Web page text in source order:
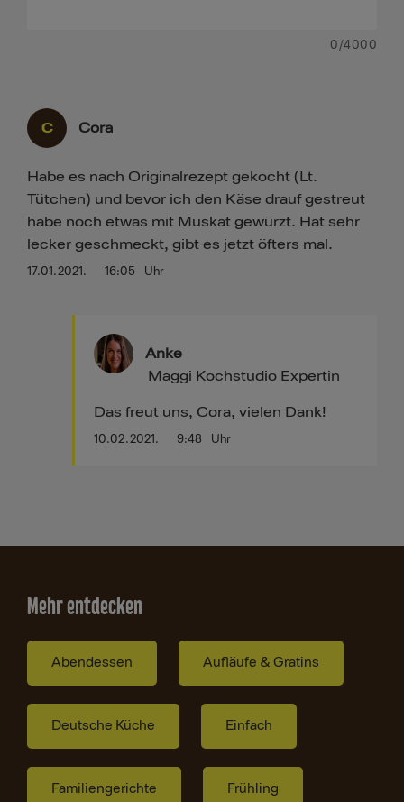
0 /4000
C Cora
17.01.2021. 16:05 Uhr
Habe es nach Originalrezept gekocht (Lt.
Tütchen) und bevor ich den Käse drauf gestreut
habe noch etwas mit Muskat gewürzt. Hat sehr
lecker geschmeckt, gibt es jetzt öfters mal.
Anke
10.02.2021. 9:48 Uhr
Maggi Kochstudio Expertin
Das freut uns, Cora, vielen Dank!
Mehr entdecken
Abendessen Aufläufe & Gratins
Deutsche Küche Einfach
Familiengerichte Frühling